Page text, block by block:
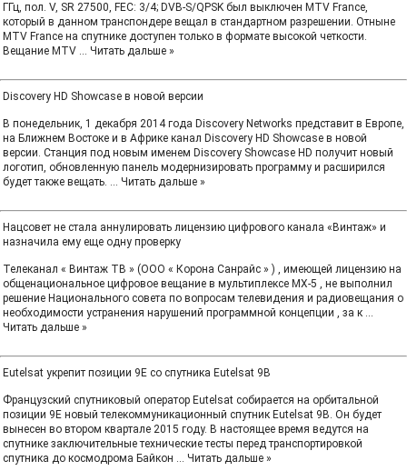
ГГц, пол. V, SR 27500, FEC: 3/4; DVB-S/QPSK был выключен MTV France,
который в данном транспондере вещал в стандартном разрешении. Отныне
MTV France на спутнике доступен только в формате высокой четкости.
Вещание MTV ... Читать дальше »
Discovery HD Showcase в новой версии
В понедельник, 1 декабря 2014 года Discovery Networks представит в Европе,
на Ближнем Востоке и в Африке канал Discovery HD Showcase в новой
версии. Станция под новым именем Discovery Showcase HD получит новый
логотип, обновленную панель модернизировать программу и расширился
будет также вещать. ... Читать дальше »
Нацсовет не стала аннулировать лицензию цифрового канала «Винтаж» и
назначила ему еще одну проверку
Телеканал « Винтаж ТВ » (ООО « Корона Санрайс » ) , имеющей лицензию на
общенациональное цифровое вещание в мультиплексе МХ-5 , не выполнил
решение Национального совета по вопросам телевидения и радиовещания о
необходимости устранения нарушений программной концепции , за к ...
Читать дальше »
Eutelsat укрепит позиции 9E со спутника Eutelsat 9B
Французский спутниковый оператор Eutelsat собирается на орбитальной
позиции 9Е новый телекоммуникационный спутник Eutelsat 9B. Он будет
вынесен во втором квартале 2015 году. В настоящее время ведутся на
спутнике заключительные технические тесты перед транспортировкой
спутника до космодрома Байкон ... Читать дальше »